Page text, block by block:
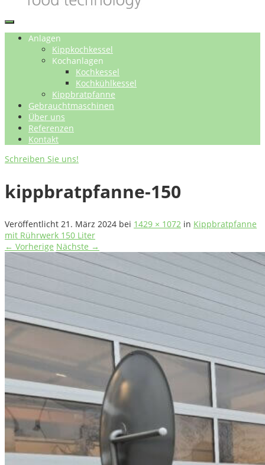
Anlagen
Kippkochkessel
Kochanlagen
Kochkessel
Kochkühlkessel
Kippbratpfanne
Gebrauchtmaschinen
Über uns
Referenzen
Kontakt
Schreiben Sie uns!
kippbratpfanne-150
Veröffentlicht 21. März 2024 bei 1429 × 1072 in Kippbratpfanne
mit Rührwerk 150 Liter
← Vorherige Nächste →